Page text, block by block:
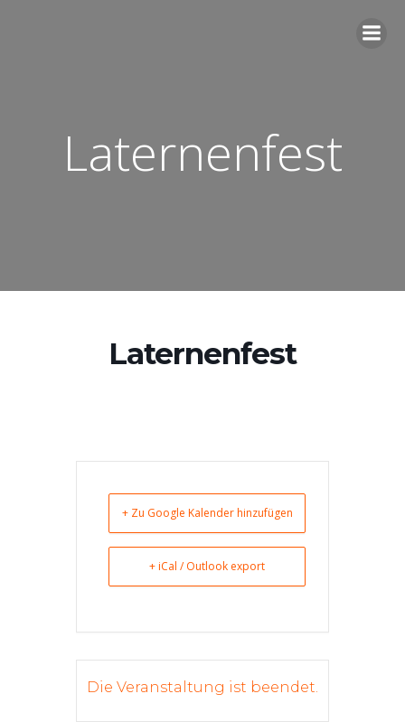
Laternenfest
Laternenfest
+ Zu Google Kalender hinzufügen
+ iCal / Outlook export
Die Veranstaltung ist beendet.